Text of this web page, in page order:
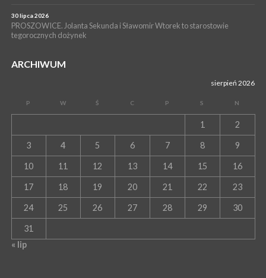
30 lipca 2026
PROSZOWICE. Jolanta Sekunda i Sławomir Wtorek to starostowie
tegorocznych dożynek
ARCHIWUM
sierpień 2026
P W Ś C P S N
1 2
3 4 5 6 7 8 9
10 11 12 13 14 15 16
17 18 19 20 21 22 23
24 25 26 27 28 29 30
31
« lip